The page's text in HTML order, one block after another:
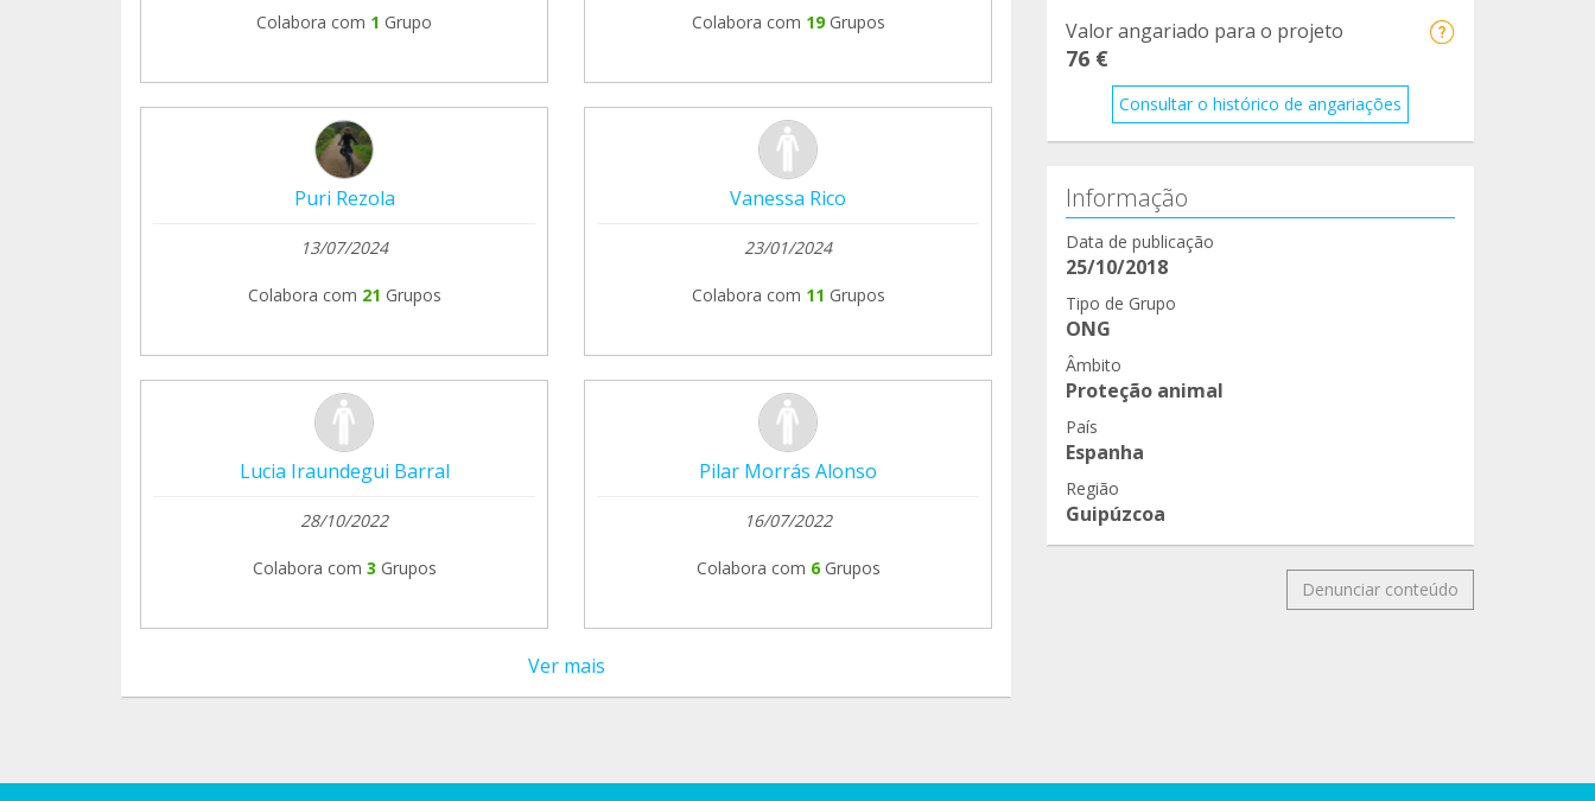
Colabora com 1 Grupo Colabora com 19 Grupos
Puri Rezola
13/07/2024
Colabora com 21 Grupos
Vanessa Rico
23/01/2024
Colabora com 11 Grupos
Lucia Iraundegui Barral
28/10/2022
Colabora com 3 Grupos
Pilar Morrás Alonso
16/07/2022
Colabora com 6 Grupos
Ver mais
Valor angariado para o projeto
76 €
Consultar o histórico de angariações
Informação
Data de publicação
25/10/2018
Tipo de Grupo
ONG
Âmbito
Proteção animal
País
Espanha
Região
Guipúzcoa
Denunciar conteúdo